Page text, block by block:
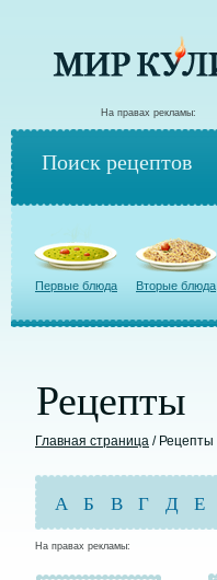
На правах рекламы:
Поиск рецептов
Первые блюда Вторые блюда
Рецепты
Главная страница / Рецепты
А Б В Г Д Е
На правах рекламы: